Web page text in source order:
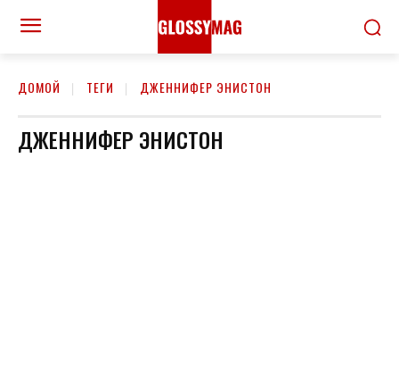
ДОМОЙ ТЕГИ ДЖЕННИФЕР ЭНИСТОН
ДЖЕННИФЕР ЭНИСТОН